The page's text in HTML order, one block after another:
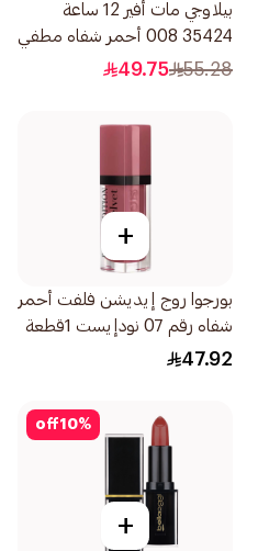
بيلاوجي مات أفير 12 ساعة
35424 008 أحمر شفاه مطفي
طويل الثبات 1قطعة
55.28
49.75
+
بورجوا روج إيديشن فلفت أحمر
شفاه رقم 07 نودإيست 1قطعة
47.92
10%
off
+